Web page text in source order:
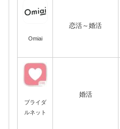
Omiai
恋活～婚活
ブライダ
ルネット
婚活